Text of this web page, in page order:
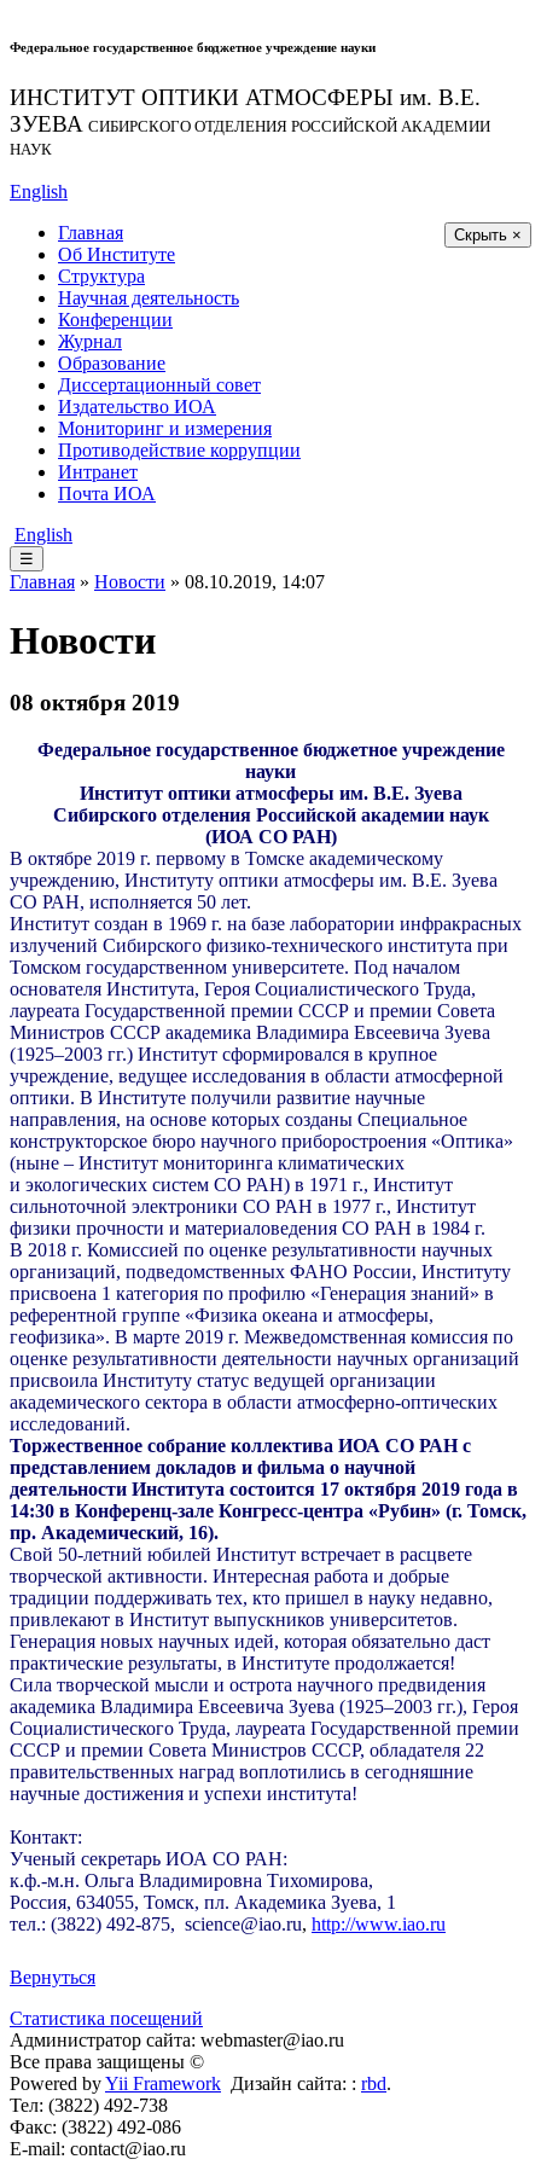
Федеральное государственное бюджетное учреждение науки
ИНСТИТУТ ОПТИКИ АТМОСФЕРЫ им. В.Е.
ЗУЕВА СИБИРСКОГО ОТДЕЛЕНИЯ РОССИЙСКОЙ АКАДЕМИИ
НАУК
English
Скрыть ×
Главная
Об Институте
Структура
Научная деятельность
Конференции
Журнал
Образование
Диссертационный совет
Издательство ИОА
Мониторинг и измерения
Противодействие коррупции
Интранет
Почта ИОА
English
☰
Главная » Новости » 08.10.2019, 14:07
Новости
08 октября 2019
Федеральное государственное бюджетное учреждение
науки
Институт оптики атмосферы им. В.Е. Зуева
Сибирского отделения Российской академии наук
(ИОА СО РАН)
В октябре 2019 г. первому в Томске академическому
учреждению, Институту оптики атмосферы им. В.Е. Зуева
СО РАН, исполняется 50 лет.
Институт создан в 1969 г. на базе лаборатории инфракрасных
излучений Сибирского физико-технического института при
Томском государственном университете. Под началом
основателя Института, Героя Социалистического Труда,
лауреата Государственной премии СССР и премии Совета
Министров СССР академика Владимира Евсеевича Зуева
(1925–2003 гг.) Институт сформировался в крупное
учреждение, ведущее исследования в области атмосферной
оптики. В Институте получили развитие научные
направления, на основе которых созданы Специальное
конструкторское бюро научного приборостроения «Оптика»
(ныне – Институт мониторинга климатических
и экологических систем СО РАН) в 1971 г., Институт
сильноточной электроники СО РАН в 1977 г., Институт
физики прочности и материаловедения СО РАН в 1984 г.
В 2018 г. Комиссией по оценке результативности научных
организаций, подведомственных ФАНО России, Институту
присвоена 1 категория по профилю «Генерация знаний» в
референтной группе «Физика океана и атмосферы,
геофизика». В марте 2019 г. Межведомственная комиссия по
оценке результативности деятельности научных организаций
присвоила Институту статус ведущей организации
академического сектора в области атмосферно-оптических
исследований.
Торжественное собрание коллектива ИОА СО РАН с
представлением докладов и фильма о научной
деятельности Института состоится 17 октября 2019 года в
14:30 в Конференц-зале Конгресс-центра «Рубин» (г. Томск,
пр. Академический, 16).
Свой 50-летний юбилей Институт встречает в расцвете
творческой активности. Интересная работа и добрые
традиции поддерживать тех, кто пришел в науку недавно,
привлекают в Институт выпускников университетов.
Генерация новых научных идей, которая обязательно даст
практические результаты, в Институте продолжается!
Сила творческой мысли и острота научного предвидения
академика Владимира Евсеевича Зуева (1925–2003 гг.), Героя
Социалистического Труда, лауреата Государственной премии
СССР и премии Совета Министров СССР, обладателя 22
правительственных наград воплотились в сегодняшние
научные достижения и успехи института!
Контакт:
Ученый секретарь ИОА СО РАН:
к.ф.-м.н. Ольга Владимировна Тихомирова,
Россия, 634055, Томск, пл. Академика Зуева, 1
тел.: (3822) 492-875, science@iao.ru, http://www.iao.ru
Вернуться
Статистика посещений
Администратор сайта: webmaster@iao.ru
Все права защищены ©
Powered byYii Framework Дизайн сайта: : rbd.
Тел: (3822) 492-738
Факс: (3822) 492-086
E-mail: contact@iao.ru